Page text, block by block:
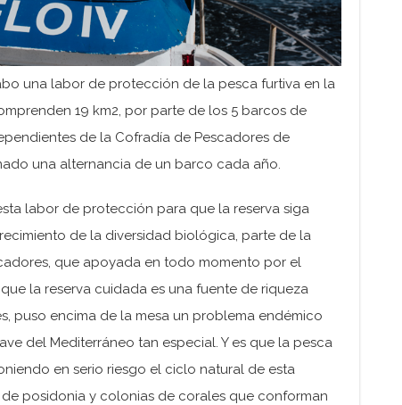
una labor de protección de la pesca furtiva en la
19 km2, por parte de los 5 barcos de
de la Cofradía de Pescadores de
una alternancia de un barco cada año.
labor de protección para que la reserva siga
de la diversidad biológica, parte de la
que apoyada en todo momento por el
la reserva cuidada es una fuente de riqueza
puso encima de la mesa un problema endémico
del Mediterráneo tan especial. Y es que la pesca
en serio riesgo el ciclo natural de esta
posidonia y colonias de corales que conforman